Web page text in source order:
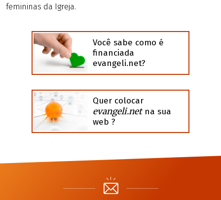
femininas da Igreja.
Você sabe como é
financiada
evangeli.net?
Quer colocar
evangeli.netna sua
web ?